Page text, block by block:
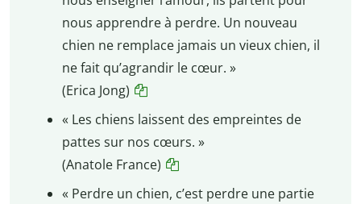
nous apprendre à perdre. Un nouveau
chien ne remplace jamais un vieux chien, il
ne fait qu’agrandir le cœur. »
(Erica Jong)
« Les chiens laissent des empreintes de
pattes sur nos cœurs. »
(Anatole France)
« Perdre un chien, c’est perdre une partie